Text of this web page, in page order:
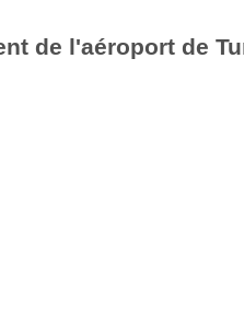
de l'aéroport de